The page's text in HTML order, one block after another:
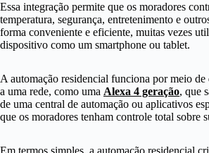
Essa integração permite que os moradores
temperatura, segurança, entretenimento e
forma conveniente e eficiente, muitas vezes
dispositivo como um smartphone ou tablet.
A automação residencial funciona por meio
a uma rede, como uma Alexa 4 geração, que
de uma central de automação ou aplicativos
que os moradores tenham controle total sobre
Em termos simples, a automação residencial